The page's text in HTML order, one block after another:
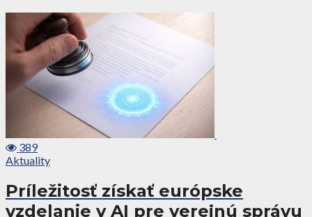
389
Aktuality
Príležitosť získať európske
vzdelanie v AI pre verejnú správu